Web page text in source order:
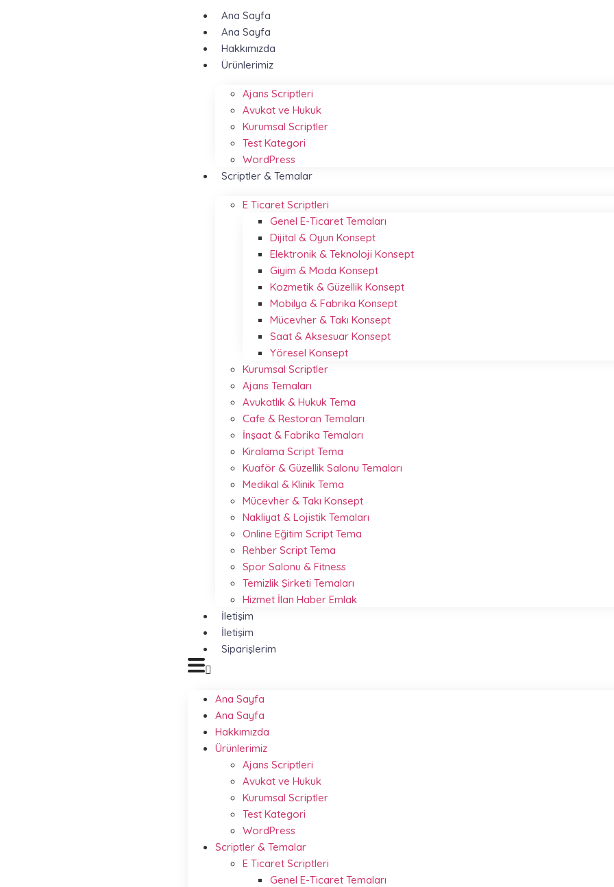
Ana Sayfa
Ana Sayfa
Hakkımızda
Ürünlerimiz
Ajans Scriptleri
Avukat ve Hukuk
Kurumsal Scriptler
Test Kategori
WordPress
Scriptler & Temalar
E Ticaret Scriptleri
Genel E-Ticaret Temaları
Dijital & Oyun Konsept
Elektronik & Teknoloji Konsept
Giyim & Moda Konsept
Kozmetik & Güzellik Konsept
Mobilya & Fabrika Konsept
Mücevher & Takı Konsept
Saat & Aksesuar Konsept
Yöresel Konsept
Kurumsal Scriptler
Ajans Temaları
Avukatlık & Hukuk Tema
Cafe & Restoran Temaları
İnşaat & Fabrika Temaları
Kiralama Script Tema
Kuaför & Güzellik Salonu Temaları
Medikal & Klinik Tema
Mücevher & Takı Konsept
Nakliyat & Lojistik Temaları
Online Eğitim Script Tema
Rehber Script Tema
Spor Salonu & Fitness
Temizlik Şirketi Temaları
Hizmet İlan Haber Emlak
İletişim
İletişim
Siparişlerim
Ana Sayfa
Ana Sayfa
Hakkımızda
Ürünlerimiz
Ajans Scriptleri
Avukat ve Hukuk
Kurumsal Scriptler
Test Kategori
WordPress
Scriptler & Temalar
E Ticaret Scriptleri
Genel E-Ticaret Temaları